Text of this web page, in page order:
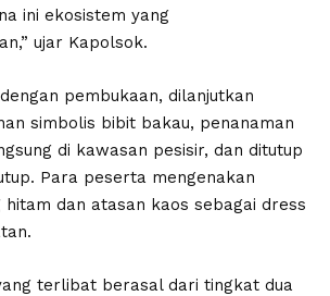
ini ekosistem yang
ujar Kapolsok.
pembukaan, dilanjutkan
simbolis bibit bakau, penanaman
di kawasan pesisir, dan ditutup
Para peserta mengenakan
dan atasan kaos sebagai dress
terlibat berasal dari tingkat dua